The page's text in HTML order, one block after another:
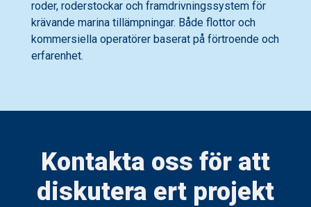
roder, roderstockar och framdrivningssystem för
krävande marina tillämpningar. Både flottor och
kommersiella operatörer baserat på förtroende och
erfarenhet.
Kontakta oss för att
diskutera ert projekt